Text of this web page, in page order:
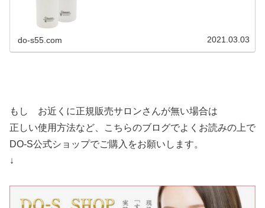
do-s55.com 2021.03.03
もし お近くに正規販売サロンさんが無い場合は
正しい使用方法など、こちらのブログでよくお読みの上で
DO-S公式ショップでご購入をお願いします。
↓